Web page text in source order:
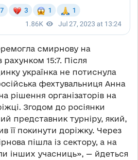
смирнову на
рахунком 15:7. Після
українка не потиснула
фехтувальниця Анна
рішення організаторів на
Згодом до росіянки
представник турніру, який,
її покинути доріжку. Через
пішла із сектору, а на
інших учасниць», — йдеться